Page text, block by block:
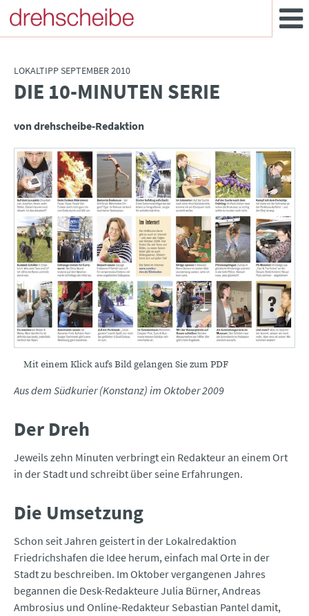
LOKALTIPP SEPTEMBER 2010
:DIE 10-MINUTEN SERIE
von drehscheibe-Redaktion
Mit einem Klick aufs Bild gelangen Sie zum PDF
Aus dem Südkurier (Konstanz) im Oktober 2009
Der Dreh
Jeweils zehn Minuten verbringt ein Redakteur an einem Ort
in der Stadt und schreibt über seine Erfahrungen.
Die Umsetzung
Schon seit Jahren geistert in der Lokalredaktion
Friedrichshafen die Idee herum, einfach mal Orte in der
Stadt zu beschreiben. Im Oktober vergangenen Jahres
begannen die Desk-Redakteure Julia Bürner, Andreas
Ambrosius und Online-Redakteur Sebastian Pantel damit,